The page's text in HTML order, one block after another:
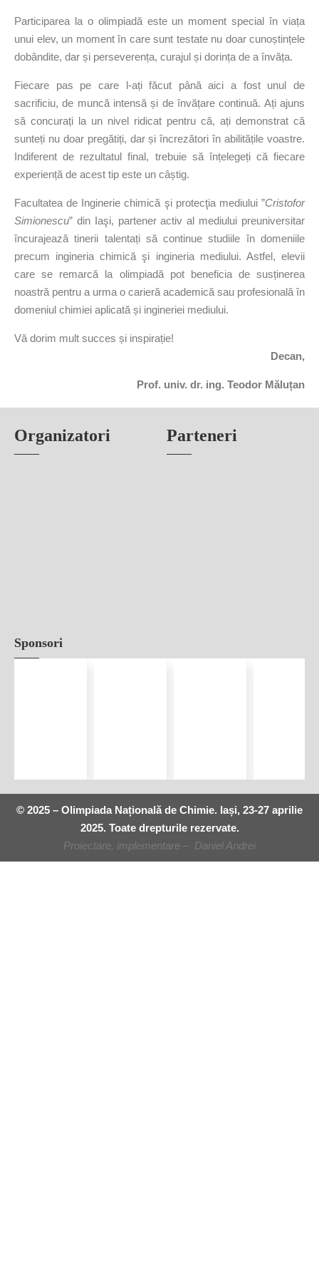
Participarea la o olimpiadă este un moment special în viața
unui elev, un moment în care sunt testate nu doar cunoștințele
dobândite, dar și perseverența, curajul și dorința de a învăța.
Fiecare pas pe care l-ați făcut până aici a fost unul de
sacrificiu, de muncă intensă și de învățare continuă. Ați ajuns
să concurați la un nivel ridicat pentru că, ați demonstrat că
sunteți nu doar pregătiți, dar și încrezători în abilitățile voastre.
Indiferent de rezultatul final, trebuie să înțelegeți că fiecare
experiență de acest tip este un câștig.
Facultatea de Inginerie chimică şi protecţia mediului ”Cristofor
Simionescu” din Iaşi, partener activ al mediului preuniversitar
încurajează tinerii talentați să continue studiile în domeniile
precum ingineria chimică şi ingineria mediului. Astfel, elevii
care se remarcă la olimpiadă pot beneficia de susținerea
noastră pentru a urma o carieră academică sau profesională în
domeniul chimiei aplicată și ingineriei mediului.
Vă dorim mult succes și inspirație!
Decan,
Prof. univ. dr. ing. Teodor Măluțan
Organizatori Parteneri
Sponsori
© 2025 – Olimpiada Națională de Chimie. Iași, 23-27 aprilie
2025. Toate drepturile rezervate.
Proiectare, implementare – Daniel Andrei